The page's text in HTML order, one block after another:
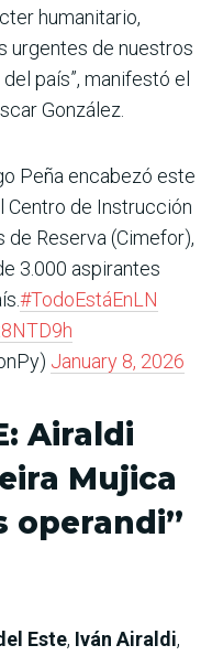
humanitario,
urgentes de nuestros
país”, manifestó el
González.
Peña encabezó este
Centro de Instrucción
Reserva (Cimefor),
3.000 aspirantes
#TodoEstáEnLN
January 8, 2026
Airaldi
Mujica
operandi”
Este, Iván Airaldi,